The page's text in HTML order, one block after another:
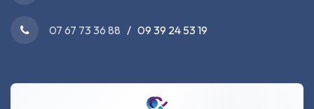
07 67 73 36 88 / 09 39 24 53 19